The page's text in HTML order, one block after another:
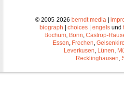
© 2005-2026 berndt media|
biograph
choices engels und
Bochum, Bonn, Castrop-
Essen, Frechen,
Leverkusen, Lünen,
Recklinghausen,